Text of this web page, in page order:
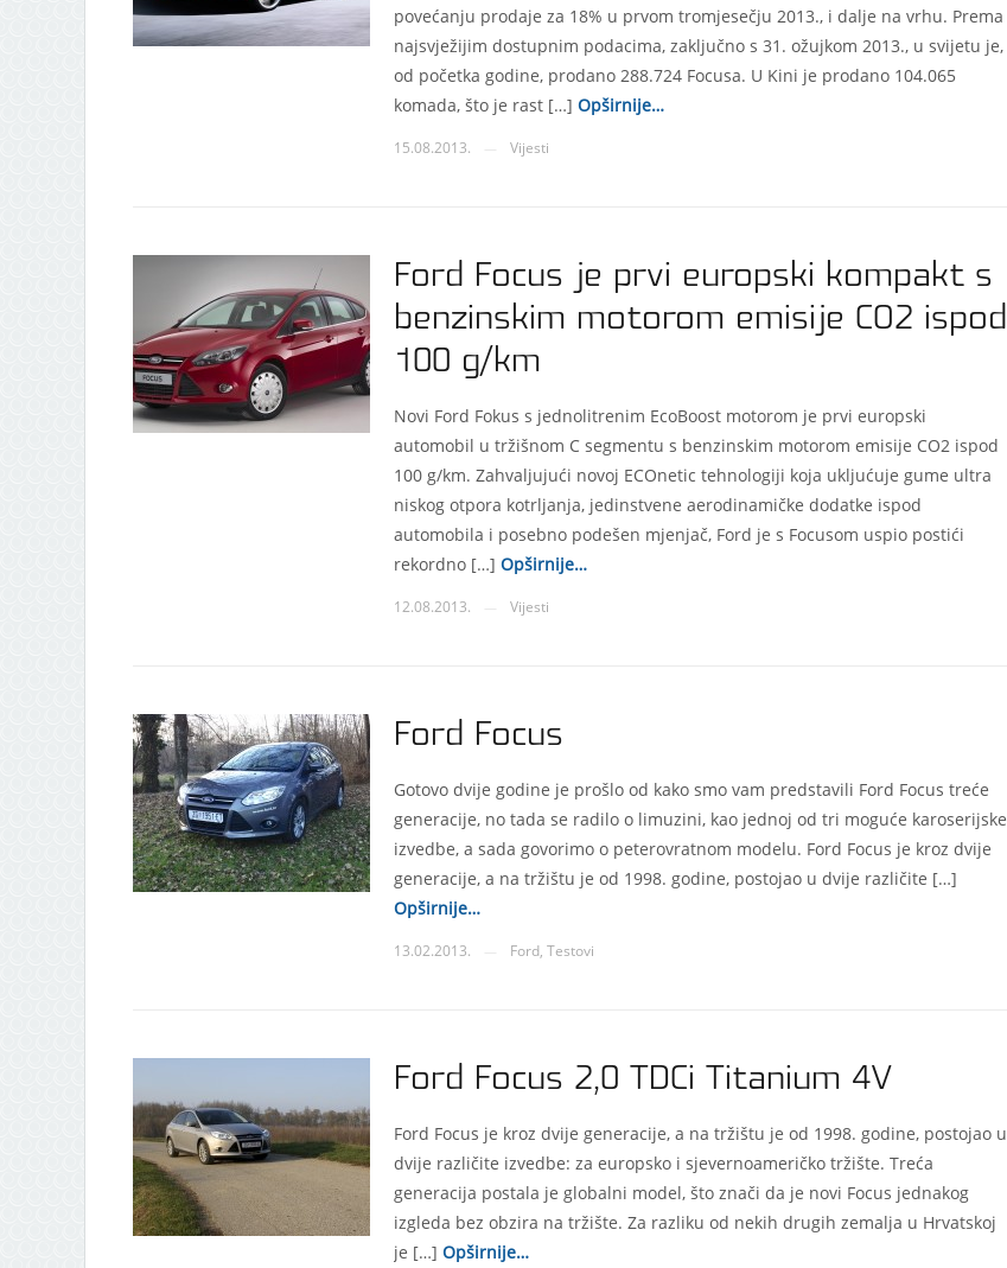
povećanju prodaje za 18% u prvom tromjesečju 2013., i dalje na vrhu. Prema
najsvježijim dostupnim podacima, zaključno s 31. ožujkom 2013., u svijetu je,
od početka godine, prodano 288.724 Focusa. U Kini je prodano 104.065
komada, što je rast […] Opširnije…
15.08.2013. Vijesti
Ford Focus je prvi europski kompakt s
benzinskim motorom emisije CO2 ispod
100 g/km
Novi Ford Fokus s jednolitrenim EcoBoost motorom je prvi europski
automobil u tržišnom C segmentu s benzinskim motorom emisije CO2 ispod
100 g/km. Zahvaljujući novoj ECOnetic tehnologiji koja ukljućuje gume ultra
niskog otpora kotrljanja, jedinstvene aerodinamičke dodatke ispod
automobila i posebno podešen mjenjač, Ford je s Focusom uspio postići
rekordno […] Opširnije…
12.08.2013. Vijesti
Ford Focus
Gotovo dvije godine je prošlo od kako smo vam predstavili Ford Focus treće
generacije, no tada se radilo o limuzini, kao jednoj od tri moguće karoserijske
izvedbe, a sada govorimo o peterovratnom modelu. Ford Focus je kroz dvije
generacije, a na tržištu je od 1998. godine, postojao u dvije različite […]
Opširnije…
13.02.2013. Ford, Testovi
Ford Focus 2,0 TDCi Titanium 4V
Ford Focus je kroz dvije generacije, a na tržištu je od 1998. godine, postojao u
dvije različite izvedbe: za europsko i sjevernoameričko tržište. Treća
generacija postala je globalni model, što znači da je novi Focus jednakog
izgleda bez obzira na tržište. Za razliku od nekih drugih zemalja u Hrvatskoj
je […] Opširnije…